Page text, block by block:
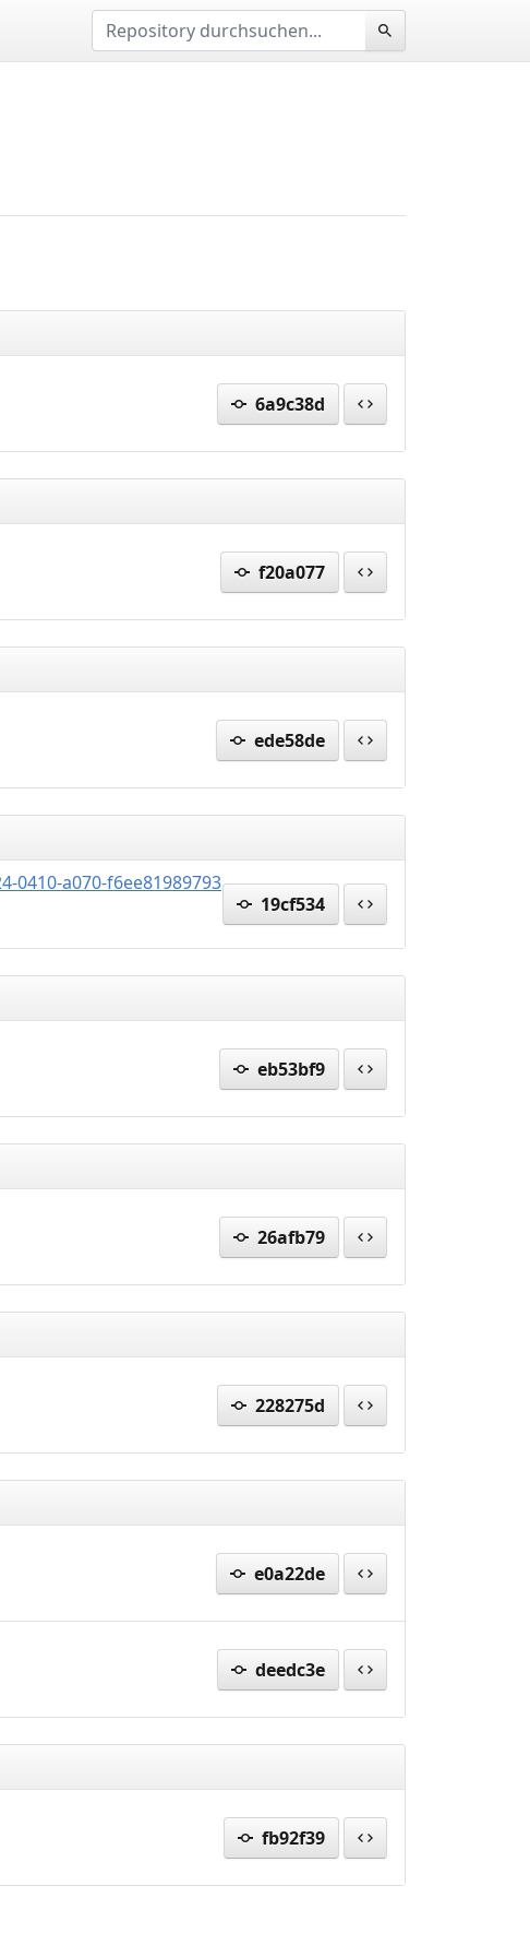
6a9c38d
f20a077
ede58de
a070-f6ee81989793
19cf534
eb53bf9
26afb79
228275d
e0a22de
deedc3e
fb92f39